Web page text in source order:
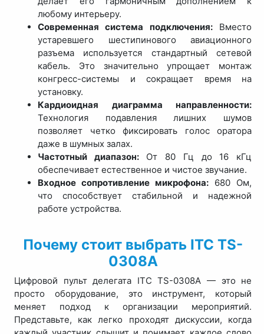
любому интерьеру.
Современная система подключения:Вместо
устаревшего шестипинового авиационного
разъема используется стандартный сетевой
кабель. Это значительно упрощает монтаж
конгресс-системы и сокращает время на
установку.
Кардиоидная диаграмма направленности:
Технология подавления лишних шумов
позволяет четко фиксировать голос оратора
даже в шумных залах.
Частотный диапазон:От 80 Гц до 16 кГц
обеспечивает естественное и чистое звучание.
Входное сопротивление микрофона: 680 Ом,
что способствует стабильной и надежной
работе устройства.
Почему стоит выбрать ITC TS-
0308A
Цифровой пульт делегата ITC TS-0308A — это не
просто оборудование, это инструмент, который
меняет подход к организации мероприятий.
Представьте, как легко проходят дискуссии, когда